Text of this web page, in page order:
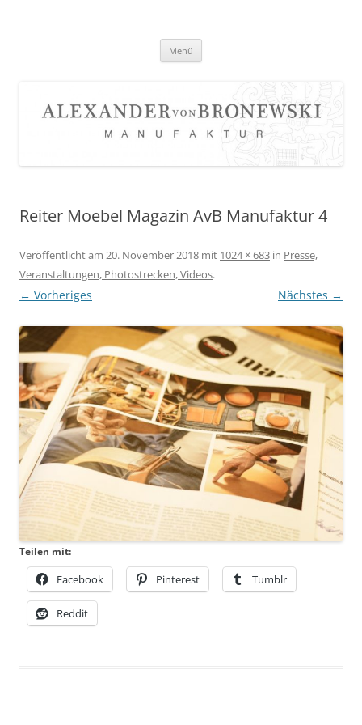
Menü
Reiter Moebel Magazin AvB Manufaktur 4
Veröffentlicht am 20. November 2018 mit 1024 × 683 in Presse,
Veranstaltungen, Photostrecken, Videos.
← Vorheriges Nächstes →
Teilen mit:
Facebook Pinterest Tumblr
Reddit